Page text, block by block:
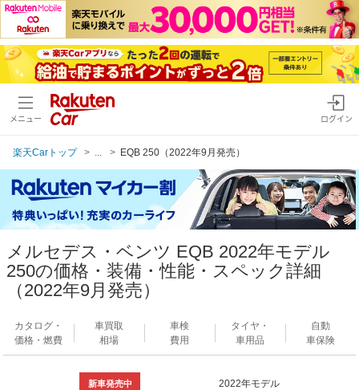
メニュー ログイン
楽天Carトップ EQB 250（2022年9月発売）
メルセデス・ベンツ EQB 2022年モデル
250の価格・装備・性能・スペック詳細
（2022年9月発売）
カタログ・
価格・燃費
車買取
相場
車検
費用
タイヤ・
車用品
自動
車保険
新車発売中 2022年モデル